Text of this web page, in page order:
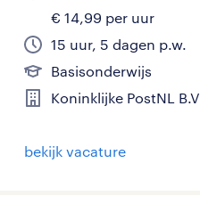
€ 14,99 per uur
15 uur, 5 dagen p.w.
Basisonderwijs
Koninklijke PostNL B.V
bekijk vacature